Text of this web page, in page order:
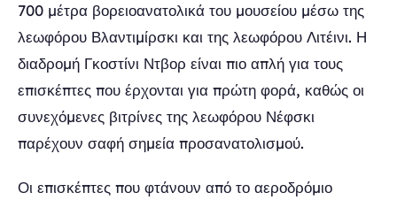
700 μέτρα βορειοανατολικά του μουσείου μέσω της
λεωφόρου Βλαντιμίρσκι και της λεωφόρου Λιτέινι. Η
διαδρομή Γκοστίνι Ντβορ είναι πιο απλή για τους
επισκέπτες που έρχονται για πρώτη φορά, καθώς οι
συνεχόμενες βιτρίνες της λεωφόρου Νέφσκι
παρέχουν σαφή σημεία προσανατολισμού.
Οι επισκέπτες που φτάνουν από το αεροδρόμιο